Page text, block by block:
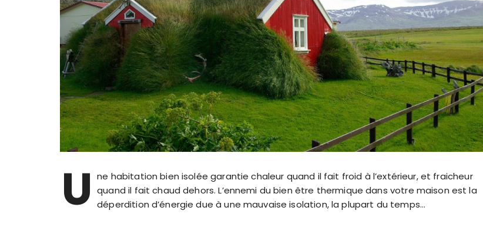
U ne habitation bien isolée garantie chaleur quand il fait froid à l’extérieur, et fraicheur
quand il fait chaud dehors. L’ennemi du bien être thermique dans votre maison est la
déperdition d’énergie due à une mauvaise isolation, la plupart du temps…